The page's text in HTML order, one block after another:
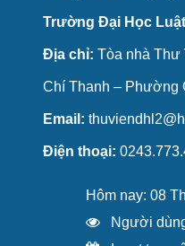
Trường Đại Học
Địa chỉ: Tòa nhà
Chí Thanh – Phường
Email:
Điện thoại:
Hôm nay: 08
Người